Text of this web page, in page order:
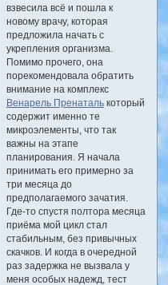
взвесила всё и пошла к
новому врачу, которая
предложила начать с
укрепления организма.
Помимо прочего, она
порекомендовала обратить
внимание на комплекс
Венарель Пренаталькоторый
содержит именно те
микроэлементы, что так
важны на этапе
планирования. Я начала
принимать его примерно за
три месяца до
предполагаемого зачатия.
Где-то спустя полтора месяца
приёма мой цикл стал
стабильным, без привычных
скачков. И когда в очередной
раз задержка не вызвала у
меня особых надежд, тест